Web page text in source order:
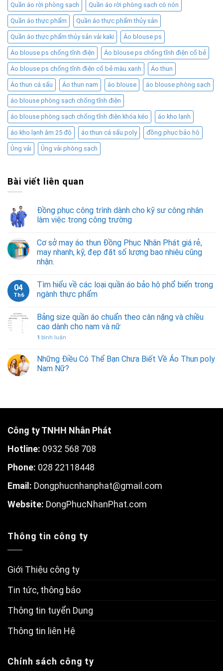
Quần áo rời phòng sạch Quần áo rời phòng sạch có nón
Quần áo thực phẩm Quần áo thực phẩm thủy sản
Quần áo thực phẩm thủy sản vải kaki Áo blouse ps
Áo blouse ps chống tĩnh điện Áo blouse ps chống tĩnh điện cổ bẻ
Áo blouse ps chống tĩnh điện cổ bẻ màu xanh Áo thun
Áo thun cá sấu Áo thun nam áo blouse áo blouse phòng sạch
áo blouse phòng sạch chống tĩnh điện
áo blouse phòng sạch chống tĩnh điện khóa kéo áo kho lạnh
áo kho lạnh âm 25 độ áo thun cá sấu poly đồng phục bảo hộ
Ủng vải Ủng vải phòng sạch
Bài viết liên quan
Đồng phục công trình dành cho kỹ sư công nhân
làm việc trong công trường
Cơ sở may áo thun Đồng Phục Nhân Phát giá rẻ,
may nhanh, kỹ, đẹp đặt số lượng bao nhiêu cũng
nhận.
04
Th6
Tìm hiểu về các loại quần áo bảo hộ phổ biến trong
ngành thực phẩm
Bảng size quần áo chuẩn theo cân nặng và chiều
cao dành cho nam và nữ
1 bình luận
Những Điều Có Thể Bạn Chưa Biết Về Áo Thun poly
Nam Nữ?
Công ty TNHH Nhân Phát
Hotline: 0932 568 708
Phone: 028 22118448
Email: Dongphucnhanphat@gmail.com
Website: DongPhucNhanPhat.com
Thông tin công ty
Giới Thiệu công ty
Tin tức, thông báo
Thông tin tuyển Dụng
Thông tin liên Hệ
Chính sách công ty